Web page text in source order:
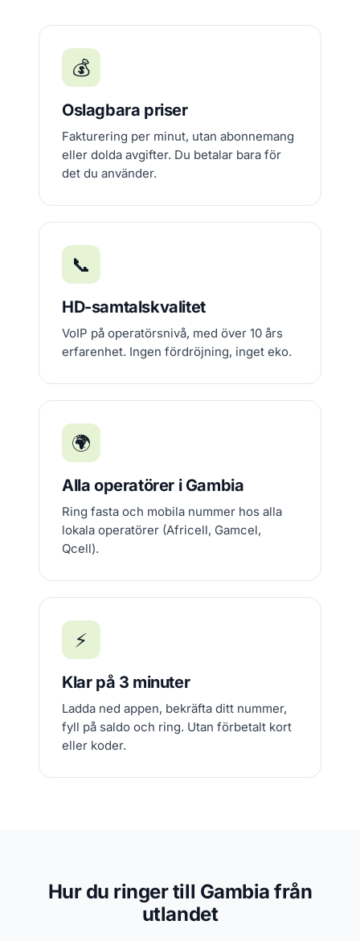
💰
Oslagbara priser
Fakturering per minut, utan abonnemang
eller dolda avgifter. Du betalar bara för
det du använder.
📞
HD-samtalskvalitet
VoIP på operatörsnivå, med över 10 års
erfarenhet. Ingen fördröjning, inget eko.
🌍
Alla operatörer i Gambia
Ring fasta och mobila nummer hos alla
lokala operatörer (Africell, Gamcel,
Qcell).
⚡
Klar på 3 minuter
Ladda ned appen, bekräfta ditt nummer,
fyll på saldo och ring. Utan förbetalt kort
eller koder.
Hur du ringer till Gambia från
utlandet